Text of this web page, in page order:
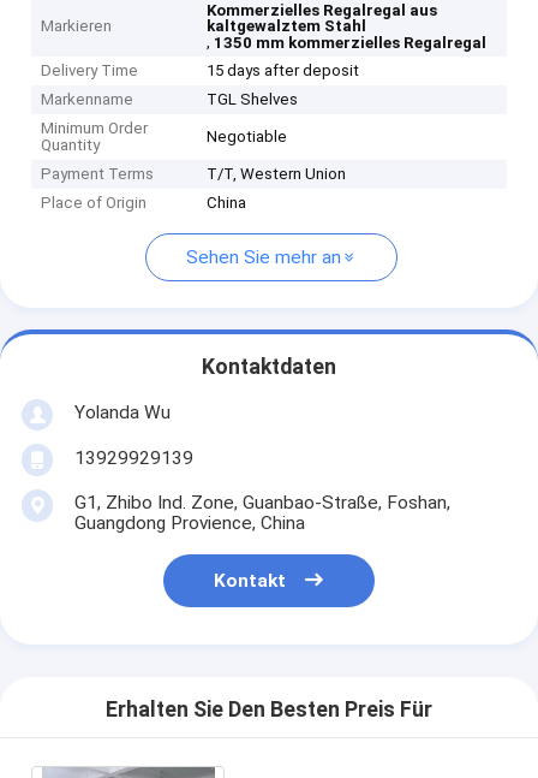
Markieren
Kommerzielles Regalregal aus
kaltgewalztem Stahl
, 1350 mm kommerzielles Regalregal
Delivery Time
15 days after deposit
Markenname
TGL Shelves
Minimum Order
Quantity
Negotiable
Payment Terms
T/T, Western Union
Place of Origin
China
Sehen Sie mehr an
Kontaktdaten
Yolanda Wu
13929929139
G1, Zhibo Ind. Zone, Guanbao-Straße, Foshan,
Guangdong Provience, China
Kontakt
Erhalten Sie Den Besten Preis Für